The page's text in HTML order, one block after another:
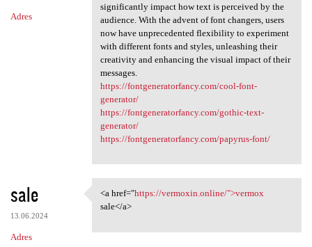
Adres
significantly impact how text is perceived by the
audience. With the advent of font changers, users
now have unprecedented flexibility to experiment
with different fonts and styles, unleashing their
creativity and enhancing the visual impact of their
messages.
https://fontgeneratorfancy.com/cool-font-
generator/
https://fontgeneratorfancy.com/gothic-text-
generator/
https://fontgeneratorfancy.com/papyrus-font/
sale
13.06.2024
Adres
<a href="https://vermoxin
<a href="https://vermoxin.online/">vermox
sale</a>